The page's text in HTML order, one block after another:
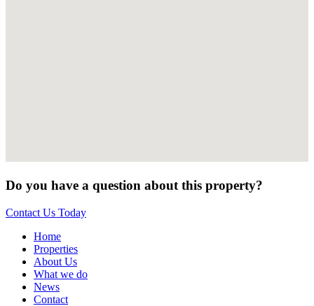
Do you have a question about this property?
Contact Us Today
Home
Properties
About Us
What we do
News
Contact